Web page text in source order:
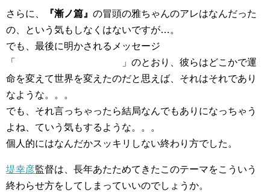
さらに、 『漸ノ篇』 の冒頭の雅ちゃんのアレはなんだった
の、という気もしなくはないですが…。
でも、最後に明かされるメッセージ
「 」のとおり、彼らはどこかで運
命を変えて世界を変えたのだと思えば、それはそれであり
なような。。。
でも、それ言っちゃったら結局なんでもありになっちゃう
よね、ていう気もするような。。。
個人的にはなんだかスッキリしない終わり方でした。
堤幸彦監督は、長年あたためてきたこのテーマをこういう
終わらせ方をしてしまっていいのでしょうか。